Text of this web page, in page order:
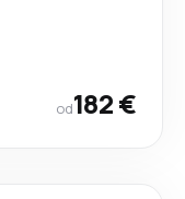
od182 €